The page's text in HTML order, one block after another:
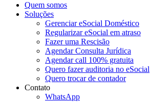
Quem somos
Soluções
Gerenciar eSocial Doméstico
Regularizar eSocial em atraso
Fazer uma Rescisão
Agendar Consulta Jurídica
Agendar call 100% gratuita
Quero fazer auditoria no eSocial
Quero trocar de contador
Contato
WhatsApp